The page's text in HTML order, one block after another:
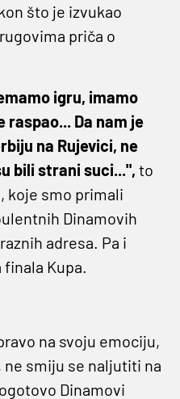
što je izvukao
priča o
igru, imamo
raspao... Da nam je
na Rujevici, ne
bili strani suci...", to
koje smo primali
Dinamovih
adresa. Pa i
Kupa.
na svoju emociju,
ne smiju se naljutiti na
Dinamovi